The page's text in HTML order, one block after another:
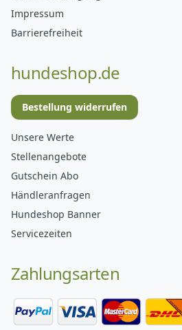
Impressum
Barrierefreiheit
hundeshop.de
Bestellung widerrufen
Unsere Werte
Stellenangebote
Gutschein Abo
Händleranfragen
Hundeshop Banner
Servicezeiten
Zahlungsarten